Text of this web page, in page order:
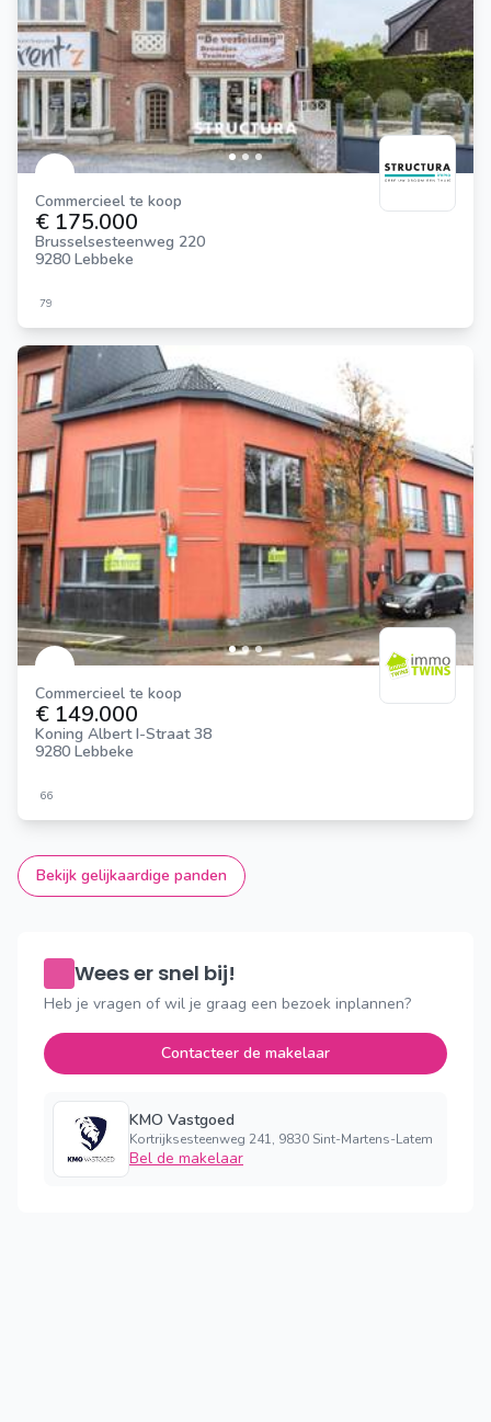
Commercieel te koop
€ 175.000
Brusselsesteenweg 220
9280 Lebbeke
79
Commercieel te koop
€ 149.000
Koning Albert I-Straat 38
9280 Lebbeke
66
Bekijk gelijkaardige panden
Wees er snel bij!
Heb je vragen of wil je graag een bezoek inplannen?
Contacteer de makelaar
KMO Vastgoed
Kortrijksesteenweg 241, 9830 Sint-Martens-Latem
Bel de makelaar